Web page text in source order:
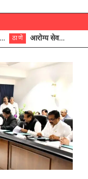
ठाणे आरोग्य सेवक (पुरुष) पदावरून ११ कर्मचाऱ्यांना आरोग्य सहाय्यक (पुरुष) पदावर पदोन्नती; मुख्य कार्यकारी अधिकारी रणजित यादव यांच्या हस्ते आदेश वितरण